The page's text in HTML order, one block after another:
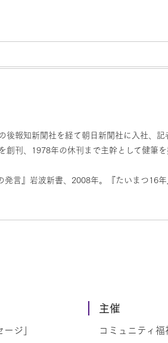
報知新聞社を経て朝日新聞社に入社、
刊、1978年の休刊まで主幹として健筆
言』岩波新書、2008年。『たいまつ16
ジ」
主催
コミュニティ